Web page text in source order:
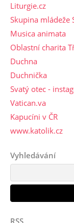
Liturgie.cz
Skupina mládeže
Musica animata
Oblastní charita
Duchna
Duchnička
Svatý otec -
Vatican.va
Kapucíni v ČR
www.katolik.cz
Vyhledávání
RSS